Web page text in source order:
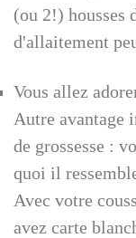
(ou 2!) housses
d'allaitement
Vous allez
Autre avantage
de grossesse :
quoi il
Avec votre
avez carte